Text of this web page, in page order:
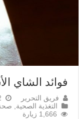
فوائد الشاي
فريق التحرير
التغذية الصحية,
1,666 زيارة